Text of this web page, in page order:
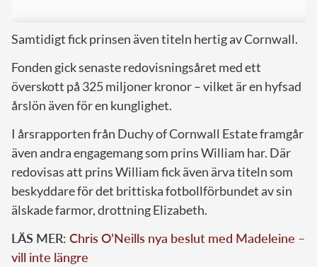
Samtidigt fick prinsen även titeln hertig av Cornwall.
Fonden gick senaste redovisningsåret med ett
överskott på 325 miljoner kronor – vilket är en hyfsad
årslön även för en kunglighet.
I årsrapporten från Duchy of Cornwall Estate framgår
även andra engagemang som prins William har. Där
redovisas att prins William fick även ärva titeln som
beskyddare för det brittiska fotbollförbundet av sin
älskade farmor, drottning Elizabeth.
LÄS MER: Chris O’Neills nya beslut med Madeleine –
vill inte längre